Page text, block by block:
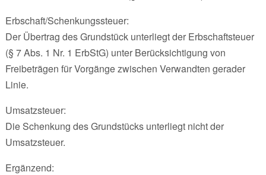
Erbschaft/Schenkungssteuer:
Der Übertrag des Grundstück unterliegt der Erbschaftsteuer
(§ 7 Abs. 1 Nr. 1 ErbStG) unter Berücksichtigung von
Freibeträgen für Vorgänge zwischen Verwandten gerader
Linie.
Umsatzsteuer:
Die Schenkung des Grundstücks unterliegt nicht der
Umsatzsteuer.
Ergänzend: